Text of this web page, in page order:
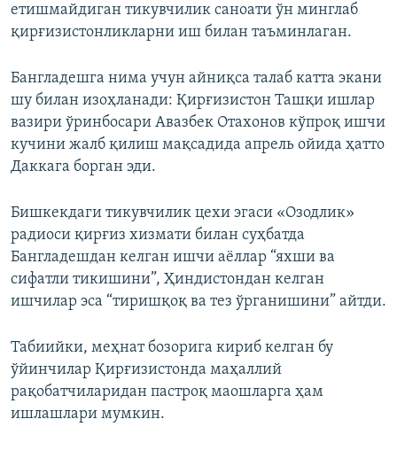
етишмайдиган тикувчилик саноати ўн минглаб
қирғизистонликларни иш билан таъминлаган.
Бангладешга нима учун айниқса талаб катта экани
шу билан изоҳланади: Қирғизистон Ташқи ишлар
вазири ўринбосари Авазбек Отахонов кўпроқ ишчи
кучини жалб қилиш мақсадида апрель ойида ҳатто
Даккага борган эди.
Бишкекдаги тикувчилик цехи эгаси «Озодлик»
радиоси қирғиз хизмати билан суҳбатда
Бангладешдан келган ишчи аёллар “яхши ва
сифатли тикишини”, Ҳиндистондан келган
ишчилар эса “тиришқоқ ва тез ўрганишини” айтди.
Табиийки, меҳнат бозорига кириб келган бу
ўйинчилар Қирғизистонда маҳаллий
рақобатчиларидан пастроқ маошларга ҳам
ишлашлари мумкин.